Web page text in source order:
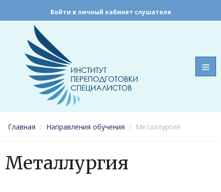
Войти в личный кабинет слушателя
Главная Направления обучения Металлургия
Металлургия